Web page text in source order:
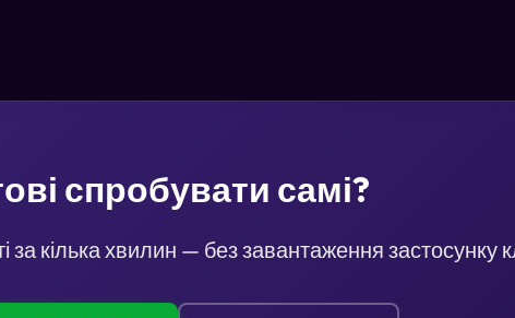
спробувати самі?
за кілька хвилин — без завантаження застосунку